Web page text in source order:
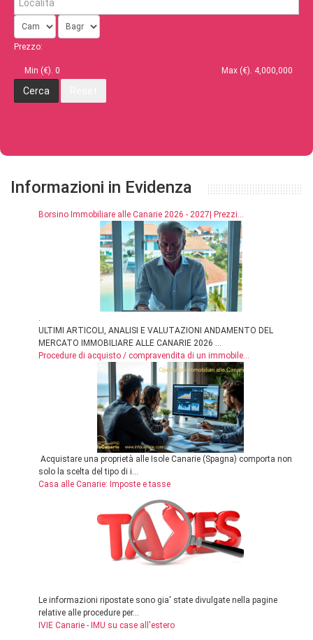
Prezzo:
Min (€). 0 Max (€). 4,000,000
Informazioni in Evidenza
Borsino Immobiliare alle Canarie 2026 - 2027| Prezzi...
.
ULTIMI ARTICOLI, ANALISI E VALUTAZIONI ANDAMENTO DEL
MERCATO IMMOBILIARE ALLE CANARIE 2026 ...
Procedure di acquisto / compravendita di un immobile...
Acquistare una proprietà alle Isole Canarie (Spagna) comporta non
solo la scelta del tipo di i...
Casa alle Canarie: Imposte e tasse
Le informazioni ripostate sono gia' state divulgate nella pagine
relative alle procedure per...
IVIE Canarie - IMU su case all'estero